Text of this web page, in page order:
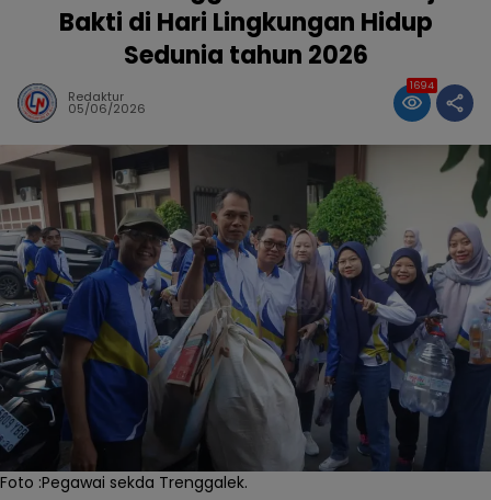
Bakti di Hari Lingkungan Hidup
Sedunia tahun 2026
Redaktur
05/06/2026
1694
Foto :Pegawai sekda Trenggalek.